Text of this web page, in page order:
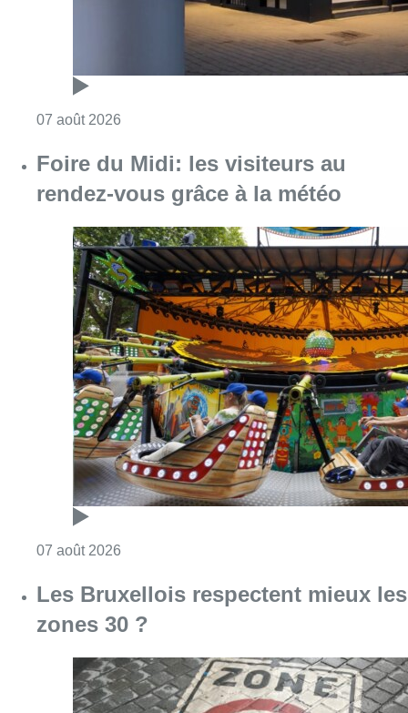
07 août 2026
Foire du Midi: les visiteurs au
rendez-vous grâce à la météo
07 août 2026
Les Bruxellois respectent mieux les
zones 30 ?